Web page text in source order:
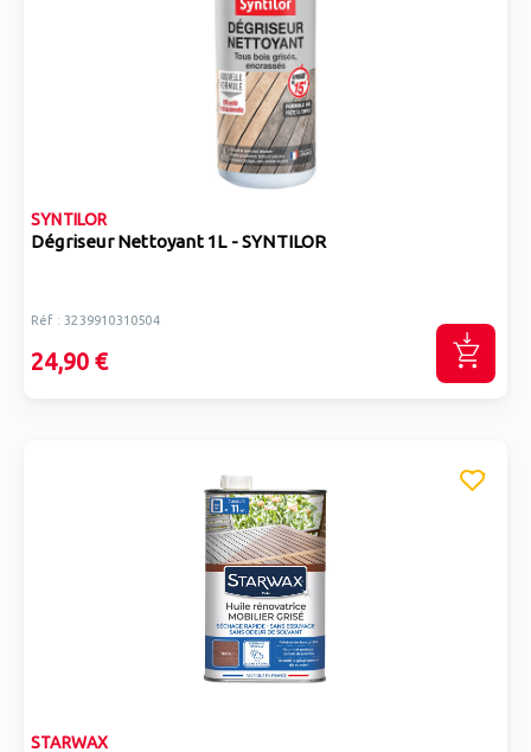
SYNTILOR
Dégriseur Nettoyant 1L - SYNTILOR
Réf : 3239910310504
24,90 €
STARWAX